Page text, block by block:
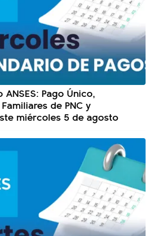
Pago Único,
de PNC y
miércoles 5 de agosto